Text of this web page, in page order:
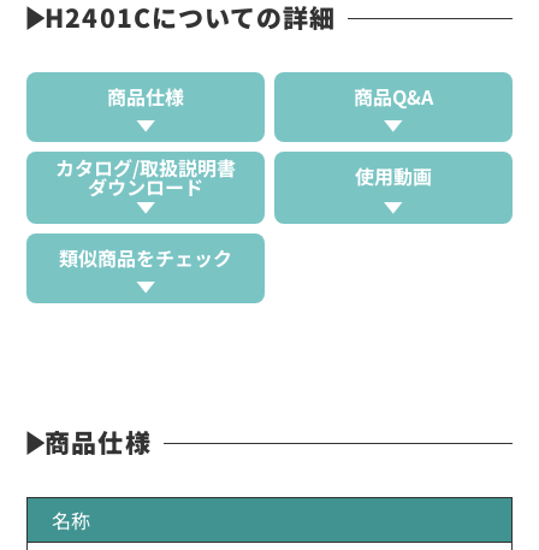
H2401Cについての詳細
商品仕様 商品Q&A
カタログ/取扱説明書
ダウンロード 使用動画
類似商品をチェック
商品仕様
名称